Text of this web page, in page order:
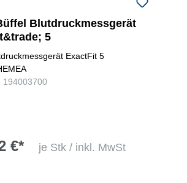
0
Blutdruckmessgerät
5
ExactFit 5
194003700
€* je Stk / inkl. MwSt